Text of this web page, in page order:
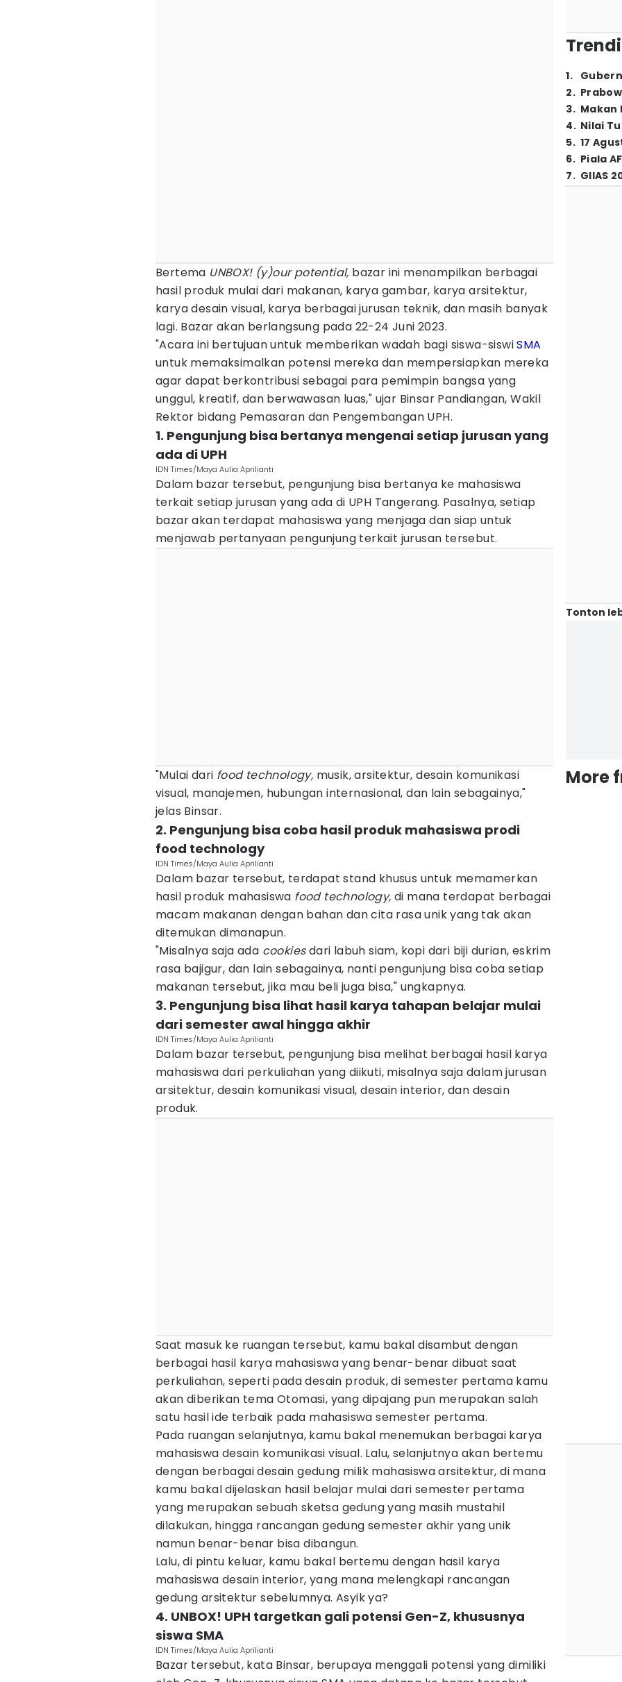
Bertema UNBOX! (y)our potential, bazar ini menampilkan berbagai
hasil produk mulai dari makanan, karya gambar, karya arsitektur,
karya desain visual, karya berbagai jurusan teknik, dan masih banyak
lagi. Bazar akan berlangsung pada 22-24 Juni 2023.
"Acara ini bertujuan untuk memberikan wadah bagi siswa-siswiSMA
untuk memaksimalkan potensi mereka dan mempersiapkan mereka
agar dapat berkontribusi sebagai para pemimpin bangsa yang
unggul, kreatif, dan berwawasan luas," ujar Binsar Pandiangan, Wakil
Rektor bidang Pemasaran dan Pengembangan UPH.
1. Pengunjung bisa bertanya mengenai setiap jurusan yang
ada di UPH
IDN Times/Maya Aulia Aprilianti
Dalam bazar tersebut, pengunjung bisa bertanya ke mahasiswa
terkait setiap jurusan yang ada di UPH Tangerang. Pasalnya, setiap
bazar akan terdapat mahasiswa yang menjaga dan siap untuk
menjawab pertanyaan pengunjung terkait jurusan tersebut.
"Mulai dari food technology, musik, arsitektur, desain komunikasi
visual, manajemen, hubungan internasional, dan lain sebagainya,"
jelas Binsar.
2. Pengunjung bisa coba hasil produk mahasiswa prodi
food technology
IDN Times/Maya Aulia Aprilianti
Dalam bazar tersebut, terdapat stand khusus untuk memamerkan
hasil produk mahasiswa food technology, di mana terdapat berbagai
macam makanan dengan bahan dan cita rasa unik yang tak akan
ditemukan dimanapun.
"Misalnya saja ada cookiesdari labuh siam, kopi dari biji durian, eskrim
rasa bajigur, dan lain sebagainya, nanti pengunjung bisa coba setiap
makanan tersebut, jika mau beli juga bisa," ungkapnya.
3. Pengunjung bisa lihat hasil karya tahapan belajar mulai
dari semester awal hingga akhir
IDN Times/Maya Aulia Aprilianti
Dalam bazar tersebut, pengunjung bisa melihat berbagai hasil karya
mahasiswa dari perkuliahan yang diikuti, misalnya saja dalam jurusan
arsitektur, desain komunikasi visual, desain interior, dan desain
produk.
Saat masuk ke ruangan tersebut, kamu bakal disambut dengan
berbagai hasil karya mahasiswa yang benar-benar dibuat saat
perkuliahan, seperti pada desain produk, di semester pertama kamu
akan diberikan tema Otomasi, yang dipajang pun merupakan salah
satu hasil ide terbaik pada mahasiswa semester pertama.
Pada ruangan selanjutnya, kamu bakal menemukan berbagai karya
mahasiswa desain komunikasi visual. Lalu, selanjutnya akan bertemu
dengan berbagai desain gedung milik mahasiswa arsitektur, di mana
kamu bakal dijelaskan hasil belajar mulai dari semester pertama
yang merupakan sebuah sketsa gedung yang masih mustahil
dilakukan, hingga rancangan gedung semester akhir yang unik
namun benar-benar bisa dibangun.
Lalu, di pintu keluar, kamu bakal bertemu dengan hasil karya
mahasiswa desain interior, yang mana melengkapi rancangan
gedung arsitektur sebelumnya. Asyik ya?
4. UNBOX! UPH targetkan gali potensi Gen-Z, khususnya
siswa SMA
IDN Times/Maya Aulia Aprilianti
Bazar tersebut, kata Binsar, berupaya menggali potensi yang dimiliki
1.
2.
3. Makan
4. Nilai
5. 17
6. Piala
7. GIIAS
Tonton
More